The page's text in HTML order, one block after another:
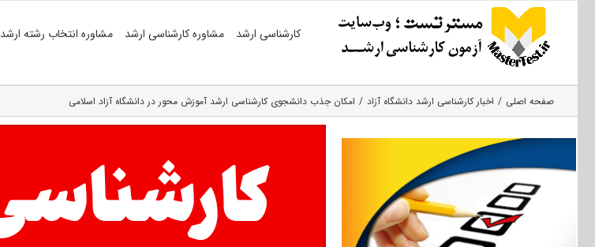
کارشناسی ارشد مشاوره کارشناسی ارشد مشاوره انتخاب رشته ارشد
صفحه اصلی اخبار کارشناسی ارشد دانشگاه آزاد امکان جذب دانشجوی کارشناسی ارشد آموزش محور در دانشگاه آزاد اسلامی